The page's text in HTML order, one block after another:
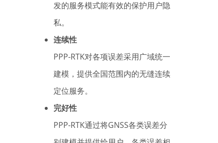
发的服务模式能有效的保护用户隐
私。
连续性
PPP-RTK对各项误差采用广域统一
建模，提供全国范围内的无缝连续
定位服务。
完好性
PPP-RTK通过将GNSS各类误差分